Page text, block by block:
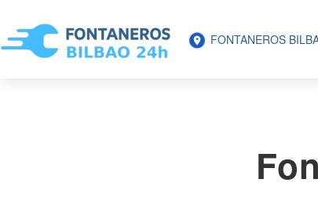
FONTANEROS